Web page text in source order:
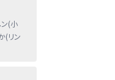
ン(小
(リン